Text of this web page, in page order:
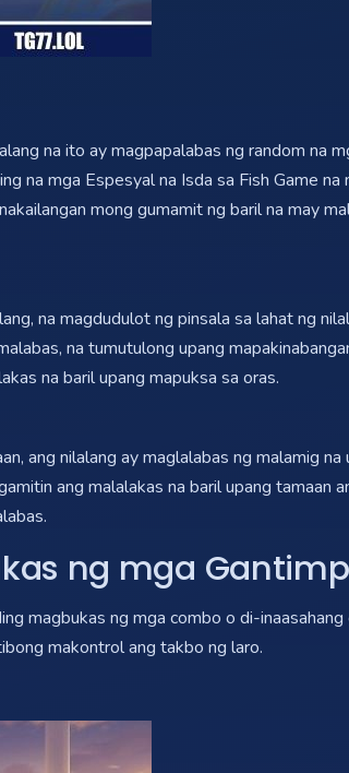
na ito ay magpapalabas ng random na
na mga Espesyal na Isda sa Fish Game na
mong gumamit ng baril na may
na magdudulot ng pinsala sa lahat ng
na tumutulong upang
na baril upang mapuksa sa oras.
ang nilalang ay maglalabas ng malamig na
ang malalakas na baril upang tamaan
ng mga
magbukas ng mga combo o di-
makontrol ang takbo ng laro.